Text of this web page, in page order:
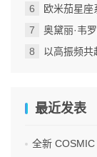
欧米茄星
奥黛丽·韦
以高振频共赴新境
最近发表
全新